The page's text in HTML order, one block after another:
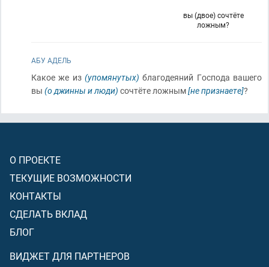
вы (двое) сочтёте
ложным?
АБУ АДЕЛЬ
Какое же из (упомянутых) благодеяний Господа вашего
вы (о джинны и люди) сочтёте ложным[не признаете]?
О ПРОЕКТЕ
ТЕКУЩИЕ ВОЗМОЖНОСТИ
КОНТАКТЫ
СДЕЛАТЬ ВКЛАД
БЛОГ
ВИДЖЕТ ДЛЯ ПАРТНЕРОВ